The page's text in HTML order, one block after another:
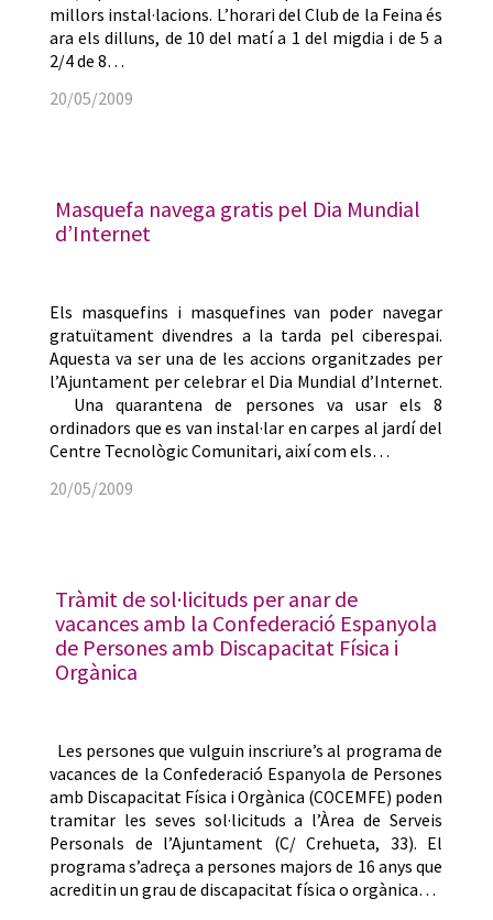
millors instal·lacions. L’horari del Club de la Feina és
ara els dilluns, de 10 del matí a 1 del migdia i de 5 a
2/4 de 8…
20/05/2009
Masquefa navega gratis pel Dia Mundial
d’Internet
Els masquefins i masquefines van poder navegar
gratuïtament divendres a la tarda pel ciberespai.
Aquesta va ser una de les accions organitzades per
l’Ajuntament per celebrar el Dia Mundial d’Internet.
Una quarantena de persones va usar els 8
ordinadors que es van instal·lar en carpes al jardí del
Centre Tecnològic Comunitari, així com els…
20/05/2009
Tràmit de sol·licituds per anar de
vacances amb la Confederació Espanyola
de Persones amb Discapacitat Física i
Orgànica
Les persones que vulguin inscriure’s al programa de
vacances de la Confederació Espanyola de Persones
amb Discapacitat Física i Orgànica (COCEMFE) poden
tramitar les seves sol·licituds a l’Àrea de Serveis
Personals de l’Ajuntament (C/ Crehueta, 33). El
programa s’adreça a persones majors de 16 anys que
acreditin un grau de discapacitat física o orgànica…